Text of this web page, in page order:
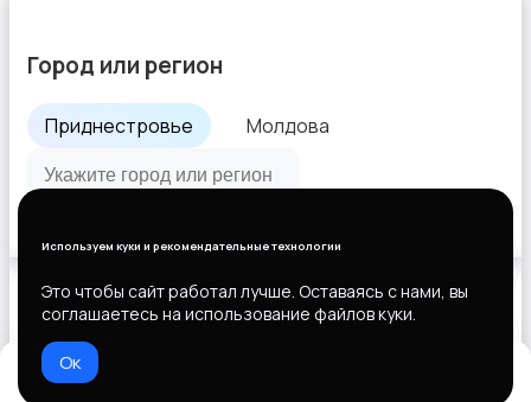
Используем куки и рекомендательные технологии
Это чтобы сайт работал лучше. Оставаясь с нами, вы
соглашаетесь на использование файлов куки.
Ок
Город или регион
Приднестровье Молдова
Выберите способ оплаты